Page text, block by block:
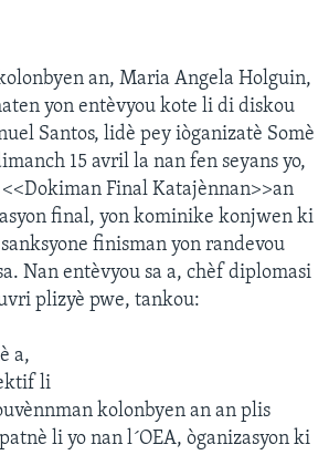
an, Maria Angela Holguin,
yon entèvyou kote li di diskou
Santos, lidè pey iòganizatè Somè
15 avril la nan fen seyans yo,
Final Katajènnan>>an
final, yon kominike konjwen ki
finisman yon randevou
Nan entèvyou sa a, chèf diplomasi
plizyè pwe, tankou:
a,
li
kolonbyen an an plis
li yo nan l´OEA, òganizasyon ki